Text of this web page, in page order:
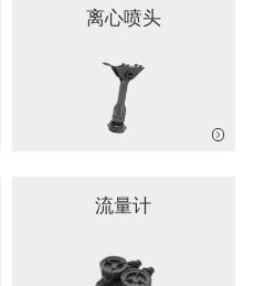
离心喷头
流量计